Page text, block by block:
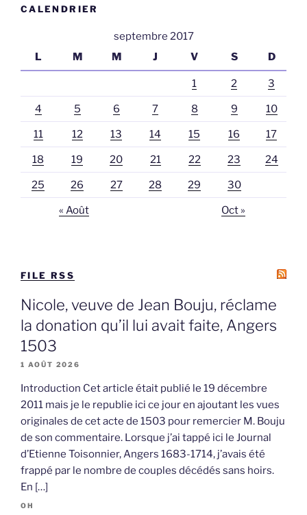
CALENDRIER
septembre 2017
L
M M J V S D
1 2 3
4 5 6 7 8 9 10
11 12 13 14 15 16 17
18 19 20 21 22 23 24
25 26 27 28 29 30
« Août Oct »
FILE RSS
Nicole, veuve de Jean Bouju, réclame
la donation qu’il lui avait faite, Angers
1503
1 AOÛT 2026
Introduction Cet article était publié le 19 décembre
2011 mais je le republie ici ce jour en ajoutant les vues
originales de cet acte de 1503 pour remercier M. Bouju
de son commentaire. Lorsque j’ai tappé ici le Journal
d’Etienne Toisonnier, Angers 1683-1714, j’avais été
frappé par le nombre de couples décédés sans hoirs.
En […]
OH